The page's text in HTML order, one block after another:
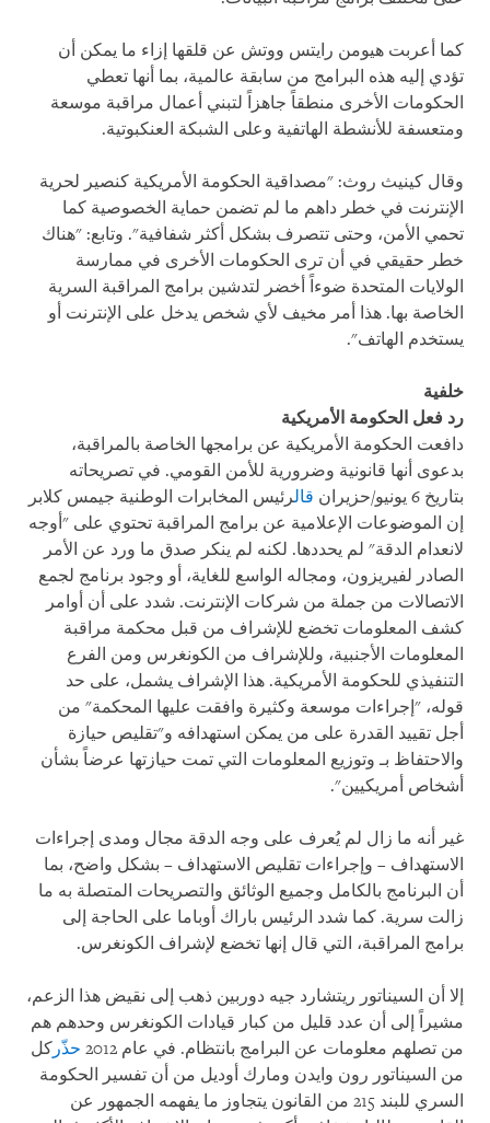
كما أعربت هيومن رايتس ووتش عن قلقها إزاء ما يمكن أن
تؤدي إليه هذه البرامج من سابقة عالمية، بما أنها تعطي
الحكومات الأخرى منطقاً جاهزاً لتبني أعمال مراقبة موسعة
ومتعسفة للأنشطة الهاتفية وعلى الشبكة العنكبوتية.
وقال كينيث روث: "مصداقية الحكومة الأمريكية كنصير لحرية
الإنترنت في خطر داهم ما لم تضمن حماية الخصوصية كما
تحمي الأمن، وحتى تتصرف بشكل أكثر شفافية". وتابع: "هناك
خطر حقيقي في أن ترى الحكومات الأخرى في ممارسة
الولايات المتحدة ضوءاً أخضر لتدشين برامج المراقبة السرية
الخاصة بها. هذا أمر مخيف لأي شخص يدخل على الإنترنت أو
يستخدم الهاتف".
خلفية
رد فعل الحكومة الأمريكية
دافعت الحكومة الأمريكية عن برامجها الخاصة بالمراقبة،
بدعوى أنها قانونية وضرورية للأمن القومي. في تصريحاته
بتاريخ 6 يونيو/حزيران
قالرئيس المخابرات الوطنية جيمس كلابر
إن الموضوعات الإعلامية عن برامج المراقبة تحتوي على "أوجه
لانعدام الدقة" لم يحددها. لكنه لم ينكر صدق ما ورد عن الأمر
الصادر لفيريزون، ومجاله الواسع للغاية، أو وجود برنامج لجمع
الاتصالات من جملة من شركات الإنترنت. شدد على أن أوامر
كشف المعلومات تخضع للإشراف من قبل محكمة مراقبة
المعلومات الأجنبية، وللإشراف من الكونغرس ومن الفرع
التنفيذي للحكومة الأمريكية. هذا الإشراف يشمل، على حد
قوله، "إجراءات موسعة وكثيرة وافقت عليها المحكمة" من
أجل تقييد القدرة على من يمكن استهدافه و"تقليص حيازة
والاحتفاظ بـ وتوزيع المعلومات التي تمت حيازتها عرضاً بشأن
أشخاص أمريكيين".
غير أنه ما زال لم يُعرف على وجه الدقة مجال ومدى إجراءات
الاستهداف – وإجراءات تقليص الاستهداف – بشكل واضح، بما
أن البرنامج بالكامل وجميع الوثائق والتصريحات المتصلة به ما
زالت سرية. كما شدد الرئيس باراك أوباما على الحاجة إلى
برامج المراقبة، التي قال إنها تخضع لإشراف الكونغرس.
إلا أن السيناتور ريتشارد جيه دوربين ذهب إلى نقيض هذا الزعم،
مشيراً إلى أن عدد قليل من كبار قيادات الكونغرس وحدهم هم
من تصلهم معلومات عن البرامج بانتظام. في عام 2012
حذّر كل
من السيناتور رون وايدن ومارك أوديل من أن تفسير الحكومة
السري للبند 215 من القانون يتجاوز ما يفهمه الجمهور عن